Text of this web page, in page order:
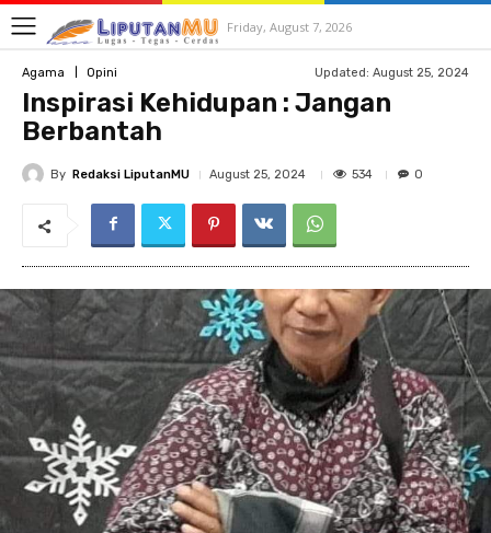
Friday, August 7, 2026
Agama Opini Updated: August 25, 2024
Inspirasi Kehidupan : Jangan
Berbantah
By Redaksi LiputanMU August 25, 2024 534 0